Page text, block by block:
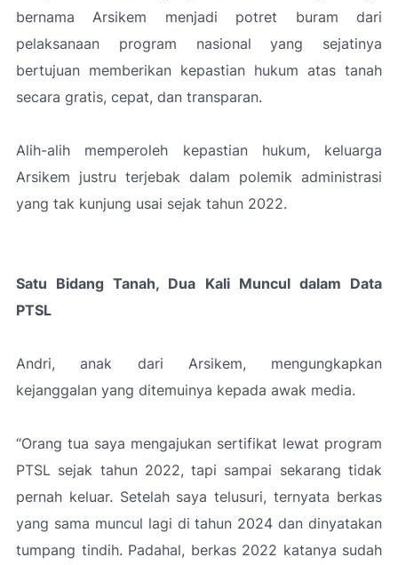
bernama Arsikem menjadi potret buram dari
pelaksanaan program nasional yang sejatinya
bertujuan memberikan kepastian hukum atas tanah
secara gratis, cepat, dan transparan.
Alih-alih memperoleh kepastian hukum, keluarga
Arsikem justru terjebak dalam polemik administrasi
yang tak kunjung usai sejak tahun 2022.
Satu Bidang Tanah, Dua Kali Muncul dalam Data
PTSL
Andri, anak dari Arsikem, mengungkapkan
kejanggalan yang ditemuinya kepada awak media.
“Orang tua saya mengajukan sertifikat lewat program
PTSL sejak tahun 2022, tapi sampai sekarang tidak
pernah keluar. Setelah saya telusuri, ternyata berkas
yang sama muncul lagi di tahun 2024 dan dinyatakan
tumpang tindih. Padahal, berkas 2022 katanya sudah